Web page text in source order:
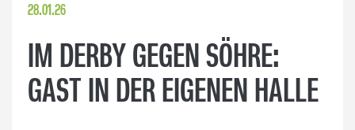
28.01.26
IM DERBY GEGEN SÖHRE:
GAST IN DER EIGENEN HALLE